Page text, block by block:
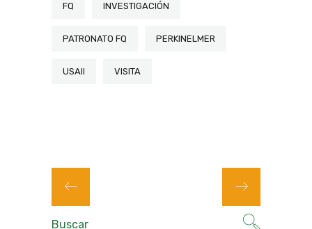
FQ INVESTIGACIÓN
PATRONATO FQ PERKINELMER
USAII VISITA